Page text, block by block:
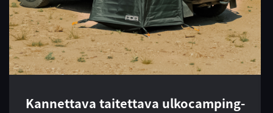
Kannettava taitettava ulkocamping-